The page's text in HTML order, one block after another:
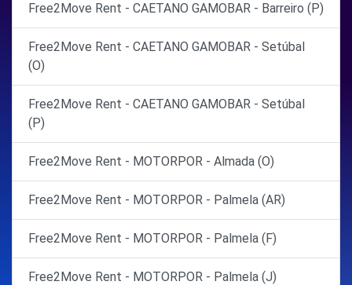
Free2Move Rent - CAETANO GAMOBAR - Barreiro (P)
Free2Move Rent - CAETANO GAMOBAR - Setúbal
(O)
Free2Move Rent - CAETANO GAMOBAR - Setúbal
(P)
Free2Move Rent - MOTORPOR - Almada (O)
Free2Move Rent - MOTORPOR - Palmela (AR)
Free2Move Rent - MOTORPOR - Palmela (F)
Free2Move Rent - MOTORPOR - Palmela (J)